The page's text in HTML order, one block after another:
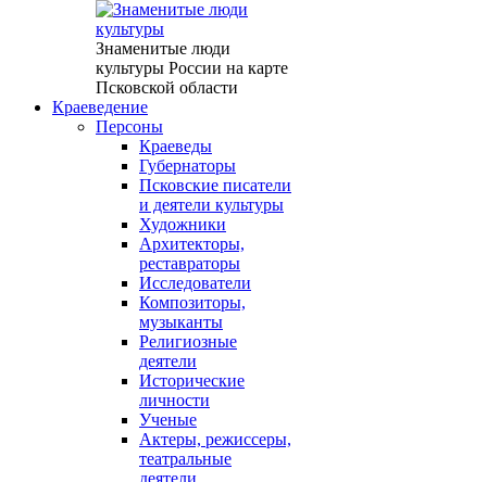
Знаменитые люди
культуры России на карте
Псковской области
Краеведение
Персоны
Краеведы
Губернаторы
Псковские писатели
и деятели культуры
Художники
Архитекторы,
реставраторы
Исследователи
Композиторы,
музыканты
Религиозные
деятели
Исторические
личности
Ученые
Актеры, режиссеры,
театральные
деятели